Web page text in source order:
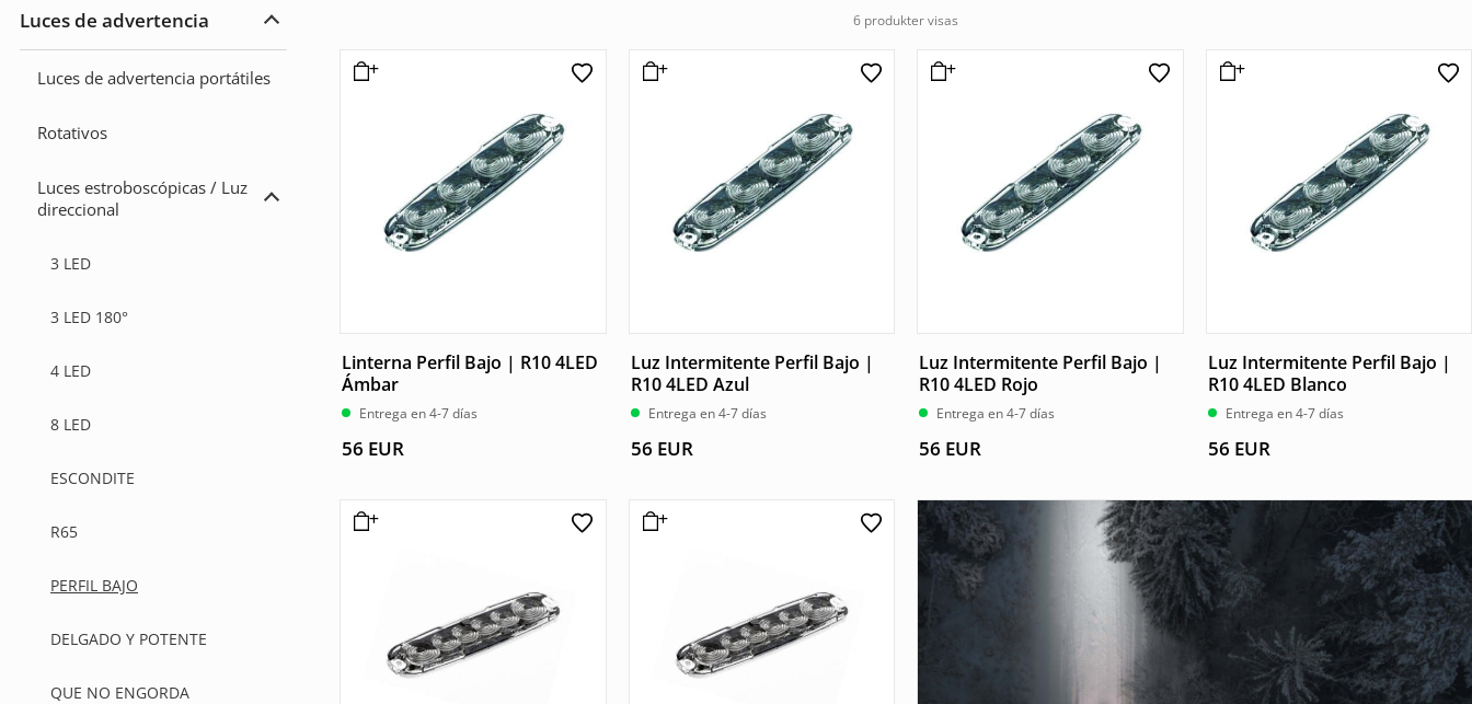
trabajo
Luces de advertencia
Ampliar
Luces de advertencia portátiles
Rotativos
Luces estroboscópicas / Luz
direccional
Ampliar
3 LED
3 LED 180°
4 LED
8 LED
ESCONDITE
R65
PERFIL BAJO
DELGADO Y POTENTE
QUE NO ENGORDA
6 produkter visas
Linterna Perfil Bajo | R10 4LED
Ámbar
Entrega en 4-7 días
56 EUR
Luz Intermitente Perfil Bajo |
R10 4LED Azul
Entrega en 4-7 días
56 EUR
Luz Intermitente Perfil Bajo |
R10 4LED Rojo
Entrega en 4-7 días
56 EUR
Luz Intermitente Perfil Bajo |
R10 4LED Blanco
Entrega en 4-7 días
56 EUR